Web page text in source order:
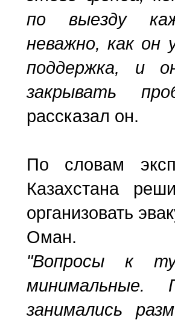
по выезду
неважно, как он
поддержка, и
закрывать
рассказал он.
По словам
Казахстана
организовать
Оман.
"Вопросы к
занимались